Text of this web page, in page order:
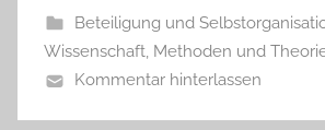
Beteiligung und
Wissenschaft, Methoden und
Kommentar hinterlassen